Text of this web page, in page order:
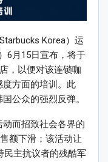
Korea）运
6月15日宣布，将于
，以便对该连锁咖
方面的培训。此
公众的强烈反弹。
而招致社会各界的
额下滑；该活动让
民主抗议者的残酷军